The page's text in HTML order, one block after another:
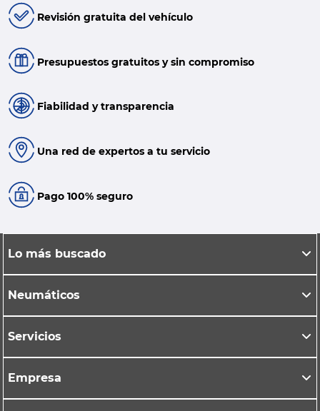
Revisión gratuita del vehículo
Presupuestos gratuitos y sin compromiso
Fiabilidad y transparencia
Una red de expertos a tu servicio
Pago 100% seguro
Lo más buscado
Neumáticos
Servicios
Empresa